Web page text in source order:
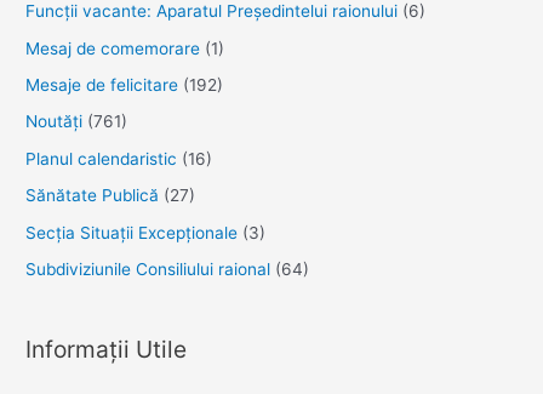
Funcții vacante: Aparatul Președintelui raionului (6)
Mesaj de comemorare (1)
Mesaje de felicitare (192)
Noutăţi (761)
Planul calendaristic (16)
Sănătate Publică (27)
Secția Situații Excepționale (3)
Subdiviziunile Consiliului raional (64)
Informații Utile